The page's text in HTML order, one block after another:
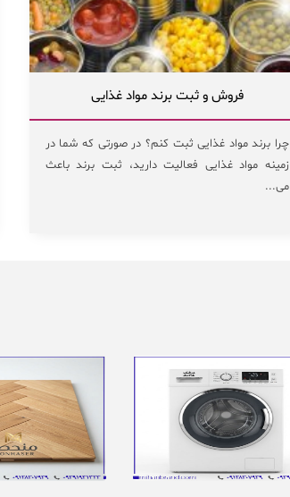
فروش و ثبت برند مواد غذایی
چرا برند مواد غذایی ثبت کنم؟ در صورتی که شما در
زمینه مواد غذایی فعالیت دارید، ثبت برند باعث
می...